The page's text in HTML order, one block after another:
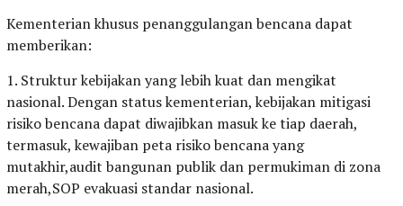
Kementerian khusus penanggulangan bencana dapat
memberikan:
1. Struktur kebijakan yang lebih kuat dan mengikat
nasional. Dengan status kementerian, kebijakan mitigasi
risiko bencana dapat diwajibkan masuk ke tiap daerah,
termasuk, kewajiban peta risiko bencana yang
mutakhir,audit bangunan publik dan permukiman di zona
merah,SOP evakuasi standar nasional.